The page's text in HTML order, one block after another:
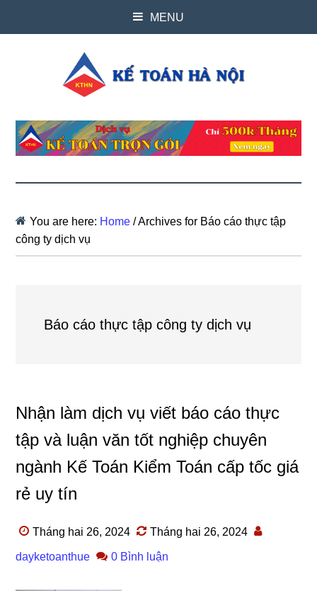
MENU
You are here: Home /Archives for Báo cáo thực tập
công ty dịch vụ
Báo cáo thực tập công ty dịch vụ
Nhận làm dịch vụ viết báo cáo thực
tập và luận văn tốt nghiệp chuyên
ngành Kế Toán Kiểm Toán cấp tốc giá
rẻ uy tín
Tháng hai 26, 2024 Tháng hai 26, 2024
dayketoanthue 0 Bình luận